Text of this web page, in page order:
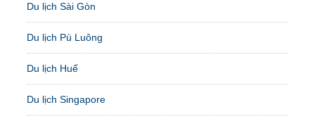
Du lịch Sài Gòn
Du lịch Pù Luông
Du lịch Huế
Du lịch Singapore